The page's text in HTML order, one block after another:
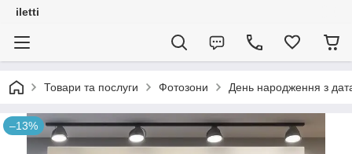
iletti
Товари та послуги Фотозони День народження з
–13%